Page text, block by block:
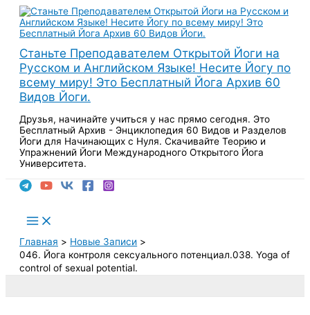
Перейти
содержимому
Станьте Преподавателем Открытой Йоги на
Русском и Английском Языке! Несите Йогу по
всему миру! Это Бесплатный Йога Архив 60
Видов Йоги.
Друзья, начинайте учиться у нас прямо сегодня. Это
Бесплатный Архив - Энциклопедия 60 Видов и Разделов
Йоги для Начинающих с Нуля. Скачивайте Теорию и
Упражнений Йоги Международного Открытого Йога
Университета.
Main
Menu
Главная
Новые Записи
046. Йога контроля сексуального потенциал.038. Yoga of
control of sexual potential.